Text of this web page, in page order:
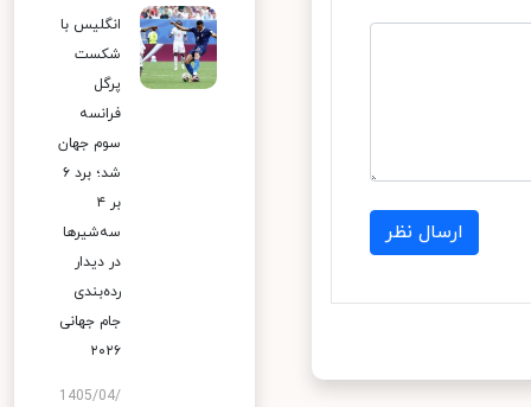
ارسال نظر
انگلیس با
شکست
پرگل
فرانسه
سوم جهان
شد؛ برد ۶
بر ۴
سه‌شیرها
در دیدار
رده‌بندی
جام جهانی
۲۰۲۶
1405/04/